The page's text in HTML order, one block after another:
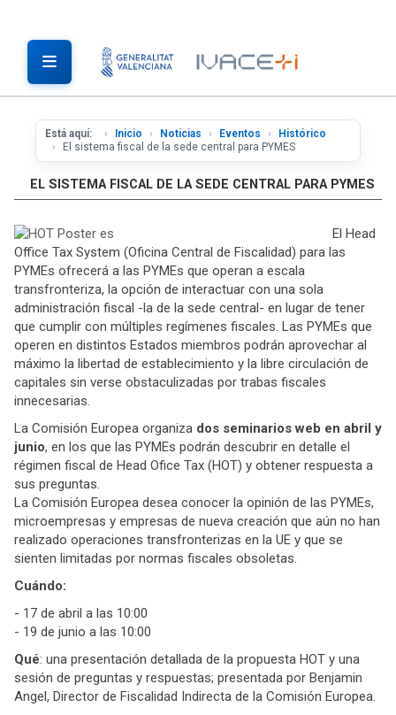
Está aquí: Inicio Noticias Eventos
Histórico
El sistema fiscal de la sede central para PYMES
EL SISTEMA FISCAL DE LA SEDE CENTRAL PARA PYMES
El Head
Office Tax System (Oficina Central de Fiscalidad) para las
PYMEs ofrecerá a las PYMEs que operan a escala
transfronteriza, la opción de interactuar con una sola
administración fiscal -la de la sede central- en lugar de tener
que cumplir con múltiples regímenes fiscales. Las PYMEs que
operen en distintos Estados miembros podrán aprovechar al
máximo la libertad de establecimiento y la libre circulación de
capitales sin verse obstaculizadas por trabas fiscales
innecesarias.
La Comisión Europea organiza dos seminarios web en abril y
junio, en los que las PYMEs podrán descubrir en detalle el
régimen fiscal de Head Ofice Tax (HOT) y obtener respuesta a
sus preguntas.
La Comisión Europea desea conocer la opinión de las PYMEs,
microempresas y empresas de nueva creación que aún no han
realizado operaciones transfronterizas en la UE y que se
sienten limitadas por normas fiscales obsoletas.
Cuándo:
- 17 de abril a las 10:00
- 19 de junio a las 10:00
Qué: una presentación detallada de la propuesta HOT y una
sesión de preguntas y respuestas; presentada por Benjamin
Angel, Director de Fiscalidad Indirecta de la Comisión Europea.